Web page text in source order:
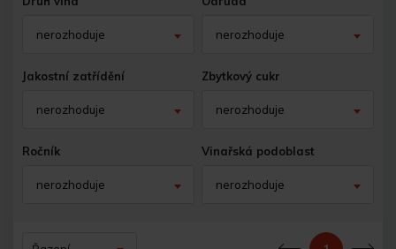
nerozhoduje nerozhoduje
Jakostní zatřídění
nerozhoduje
Zbytkový cukr
nerozhoduje
Ročník
nerozhoduje
Vinařská podoblast
nerozhoduje